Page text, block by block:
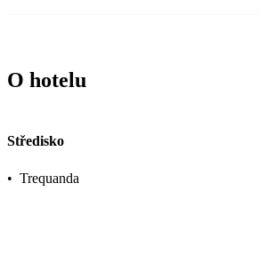
O hotelu
Středisko
• Trequanda